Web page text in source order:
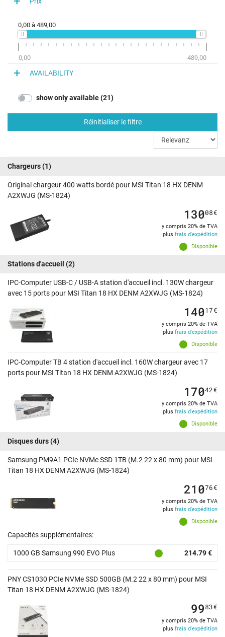
0,00 à 489,00
0,00 489,00
AVAILABILITY
show only available (21)
Réinitialiser le filtre
Chargeurs(1)
Original chargeur 400 watts bordé pour MSI Titan 18 HX DENM
A2XWJG (MS-1824)
Disponible
13008€
y compris 20% de TVA
plus frais d'expédition
Stations d'accueil (2)
IPC-Computer USB-C / USB-A station d'accueil incl. 130W chargeur
avec 15 ports pour MSI Titan 18 HX DENM A2XWJG (MS-1824)
Disponible
14017€
y compris 20% de TVA
plus frais d'expédition
IPC-Computer TB 4 station d'accueil incl. 160W chargeur avec 17
ports pour MSI Titan 18 HX DENM A2XWJG (MS-1824)
Disponible
17042€
y compris 20% de TVA
plus frais d'expédition
Disques durs(4)
Samsung PM9A1 PCIe NVMe SSD 1TB (M.2 22 x 80 mm) pour MSI
Titan 18 HX DENM A2XWJG (MS-1824)
Disponible
21076€
y compris 20% de TVA
plus frais d'expédition
Capacités supplémentaires:
1000 GB Samsung 990 EVO Plus 214.79 €
PNY CS1030 PCIe NVMe SSD 500GB (M.2 22 x 80 mm) pour MSI
Titan 18 HX DENM A2XWJG (MS-1824)
9983€
y compris 20% de TVA
plus frais d'expédition